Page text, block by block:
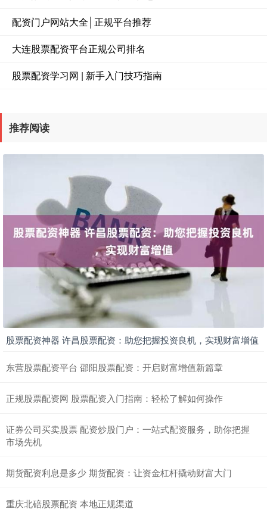
配资门户网站大全│正规平台推荐
大连股票配资平台正规公司排名
股票配资学习网 | 新手入门技巧指南
推荐阅读
股票配资神器 许昌股票配资：助您把握投资良机，实现财富增值
东营股票配资平台 邵阳股票配资：开启财富增值新篇章
正规股票配资网 股票配资入门指南：轻松了解如何操作
证券公司买卖股票 配资炒股门户：一站式配资服务，助你把握
市场先机
期货配资利息是多少 期货配资：让资金杠杆撬动财富大门
重庆北碚股票配资 本地正规渠道